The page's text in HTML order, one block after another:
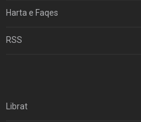
Harta e Faqes
RSS
Librat